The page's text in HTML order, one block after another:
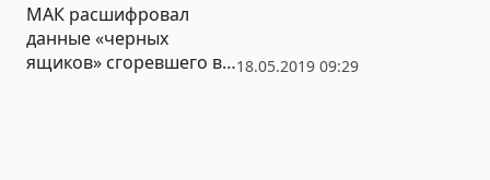
18.05.2019 09:29
МАК расшифровал
данные «черных
ящиков» сгоревшего в